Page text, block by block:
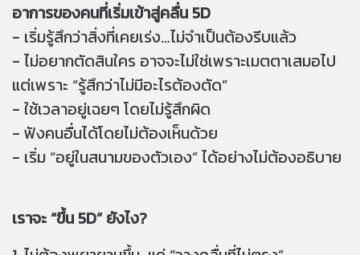
อาการของคนที่เริ่มเข้าสู่คลื่น 5D
- เริ่มรู้สึกว่าสิ่งที่เคยเร่ง…ไม่จำเป็นต้องรีบแล้ว
- ไม่อยากตัดสินใคร อาจจะไม่ใช่เพราะเมตตาเสมอไป
แต่เพราะ “รู้สึกว่าไม่มีอะไรต้องตัด”
- ใช้เวลาอยู่เฉยๆ โดยไม่รู้สึกผิด
- ฟังคนอื่นได้โดยไม่ต้องเห็นด้วย
- เริ่ม “อยู่ในสนามของตัวเอง” ได้อย่างไม่ต้องอธิบาย
เราจะ “ขึ้น 5D” ยังไง?